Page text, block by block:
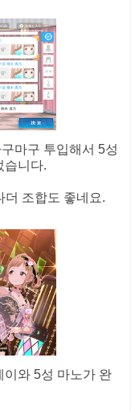
마구 투입해서 5성
습니다.
더 조합도 좋네요.
이와 5성 마노가 완